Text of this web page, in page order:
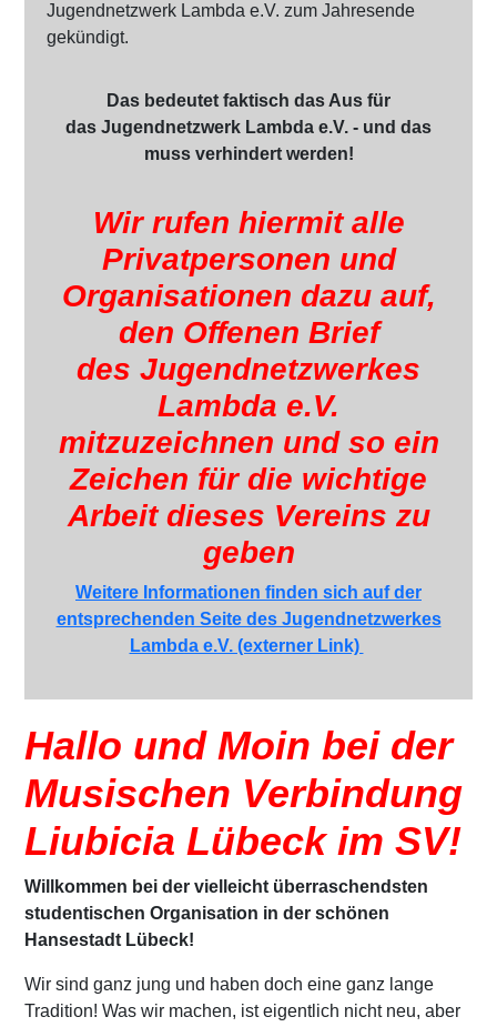
Jugendnetzwerk Lambda e.V. zum Jahresende
gekündigt.
Das bedeutet faktisch das Aus für
das Jugendnetzwerk Lambda e.V. - und das
muss verhindert werden!
Wir rufen hiermit alle
Privatpersonen und
Organisationen dazu auf,
den Offenen Brief
des Jugendnetzwerkes
Lambda e.V.
mitzuzeichnen und so ein
Zeichen für die wichtige
Arbeit dieses Vereins zu
geben
Weitere Informationen finden sich auf der
entsprechenden Seite des Jugendnetzwerkes
Lambda e.V. (externer Link)
Hallo und Moin bei der
Musischen Verbindung
Liubicia Lübeck im SV!
Willkommen bei der vielleicht überraschendsten
studentischen Organisation in der schönen
Hansestadt Lübeck!
Wir sind ganz jung und haben doch eine ganz lange
Tradition! Was wir machen, ist eigentlich nicht neu, aber